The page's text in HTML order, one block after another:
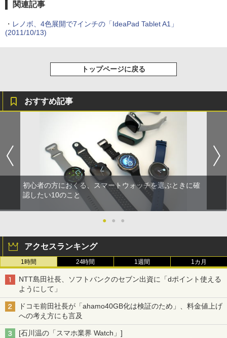
関連記事
・ レノボ、4色展開で7インチの「IdeaPad Tablet A1」
(2011/10/13)
トップページに戻る
おすすめ記事
初心者の方におくる、スマートウォッチを選ぶときに確
認したい10のこと
● ● ●
アクセスランキング
1時間 24時間 1週間 1カ月
NTT島田社長、ソフトバンクのセブン出資に「dポイント使える
ようにして」
ドコモ前田社長が「ahamo40GB化は検証のため」、料金値上げ
への考え方にも言及
[石川温の「スマホ業界 Watch」]